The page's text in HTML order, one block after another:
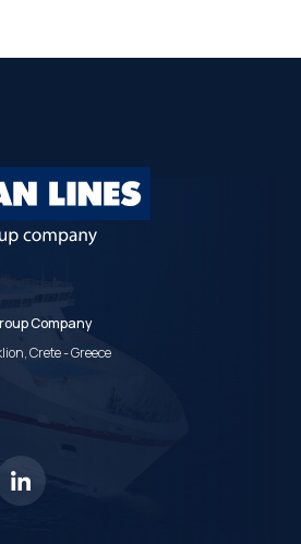
Company
Crete - Greece